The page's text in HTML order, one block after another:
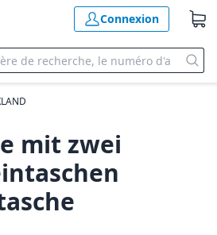
Connexion
mit zwei